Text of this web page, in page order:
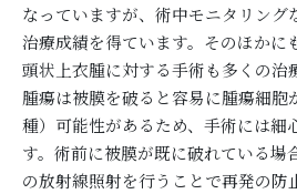
なっていますが、術中モニタリング
治療成績を得ています。そのほかに
頭状上衣腫に対する手術も多くの治
腫瘍は被膜を破ると容易に腫瘍細胞
種）可能性があるため、手術には細
す。術前に被膜が既に破れている場
の放射線照射を行うことで再発の防